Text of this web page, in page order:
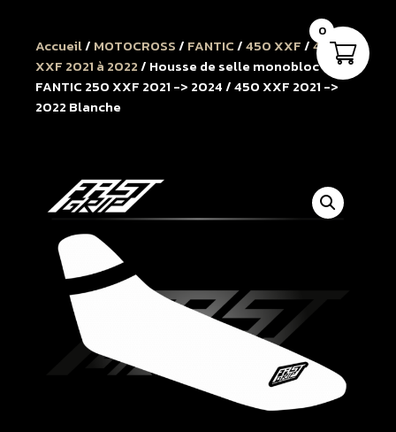
Accueil/ MOTOCROSS/ FANTIC/450 XXF/450
XXF 2021 à 2022/ Housse de selle monobloc
FANTIC 250 XXF 2021 -> 2024 / 450 XXF 2021 ->
2022 Blanche
0